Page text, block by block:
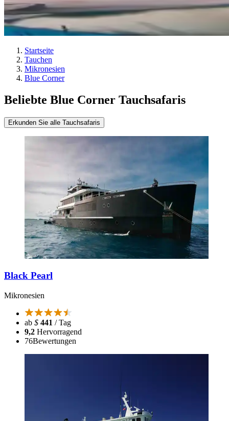
Startseite
Tauchen
Mikronesien
Blue Corner
Beliebte Blue Corner Tauchsafaris
Erkunden Sie alle Tauchsafaris
Black Pearl
Mikronesien
ab $ 441 / Tag
9,2 Hervorragend
76Bewertungen